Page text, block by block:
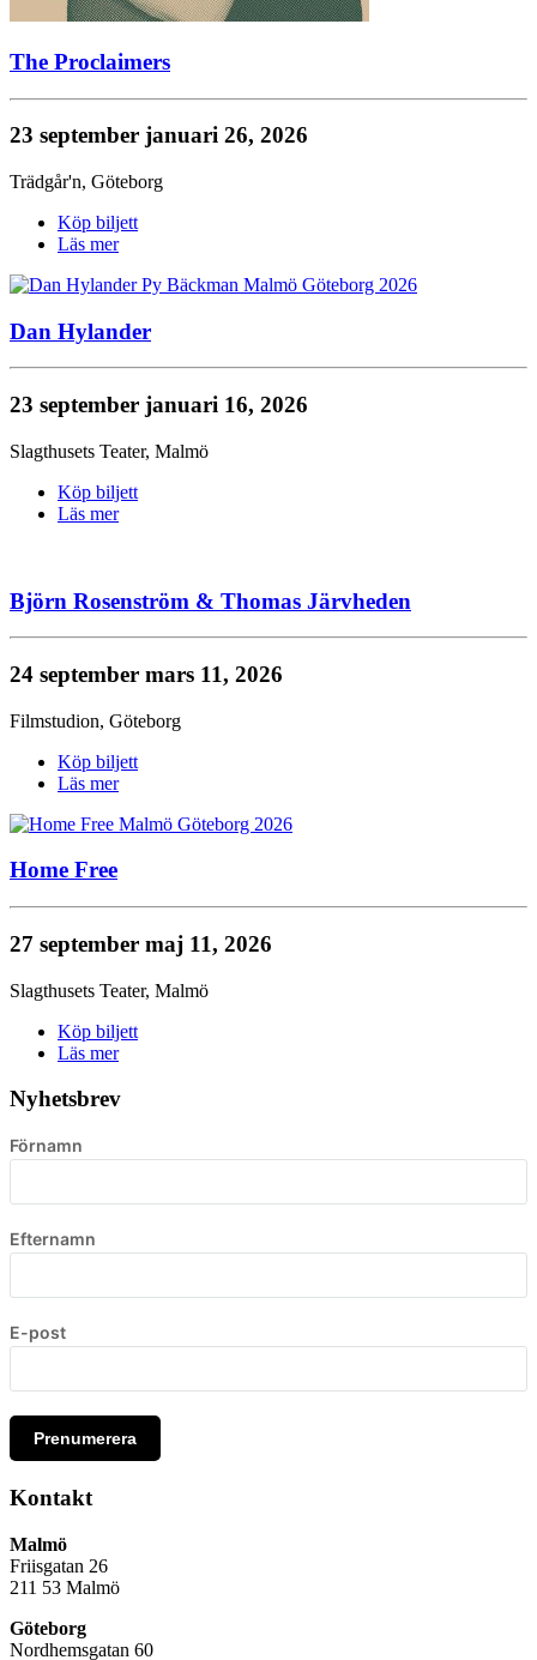
The Proclaimers
23 september januari 26, 2026
Trädgår'n, Göteborg
Köp biljett
Läs mer
Dan Hylander
23 september januari 16, 2026
Slagthusets Teater, Malmö
Köp biljett
Läs mer
Björn Rosenström & Thomas Järvheden
24 september mars 11, 2026
Filmstudion, Göteborg
Köp biljett
Läs mer
Home Free
27 september maj 11, 2026
Slagthusets Teater, Malmö
Köp biljett
Läs mer
Nyhetsbrev
Förnamn
Efternamn
E-post
Prenumerera
Kontakt
Malmö
Friisgatan 26
211 53 Malmö
Göteborg
Nordhemsgatan 60